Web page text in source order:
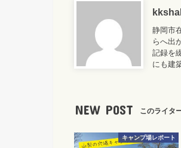
静岡市
らへ出
記録を
にも建
NEW POST このライタ
キャンプ場レポート